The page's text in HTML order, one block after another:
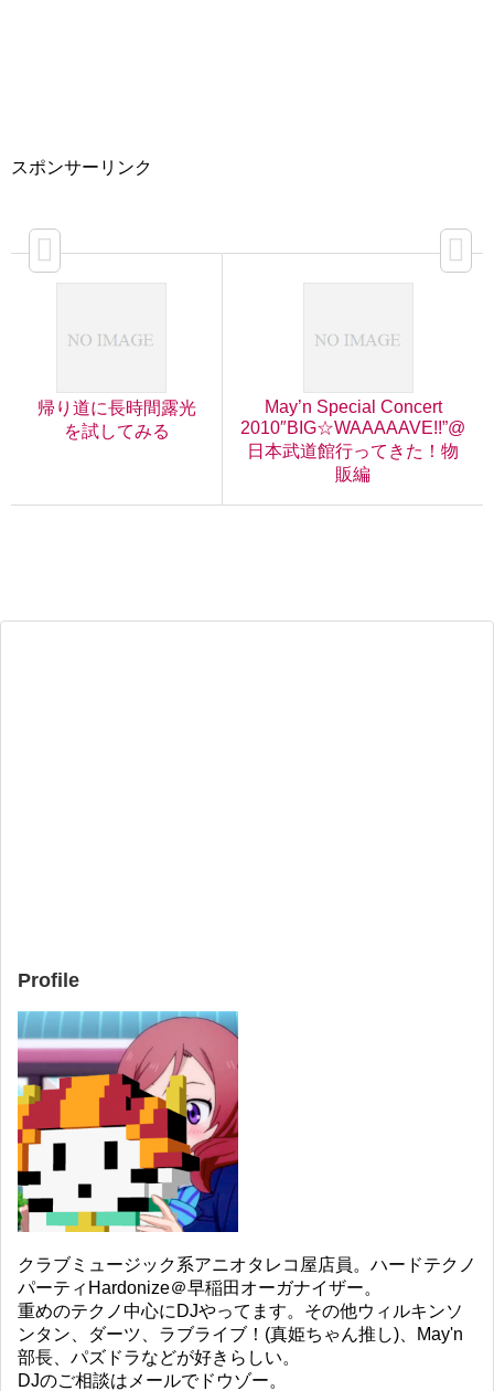
スポンサーリンク
帰り道に長時間露光
を試してみる
May’n Special Concert
2010″BIG☆WAAAAAVE!!”@
日本武道館行ってきた！物
販編
Profile
クラブミュージック系アニオタレコ屋店員。ハードテクノ
パーティHardonize＠早稲田オーガナイザー。
重めのテクノ中心にDJやってます。その他ウィルキンソ
ンタン、ダーツ、ラブライブ！(真姫ちゃん推し)、May'n
部長、パズドラなどが好きらしい。
DJのご相談はメールでドウゾー。